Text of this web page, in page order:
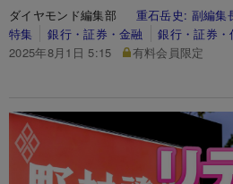
ダイヤモンド編集部 重石岳史: 副編集
特集
銀行・証券・金融
銀行・証券
2025年8月1日 5:15
有料会員限定